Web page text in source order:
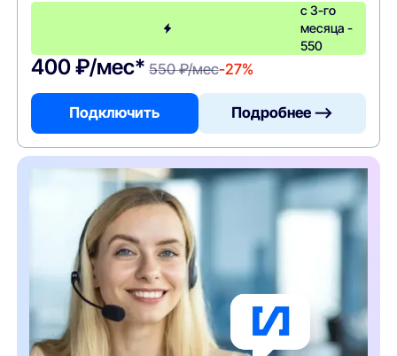
с 3-го
месяца -
550
400 ₽/мес* 550 ₽/мес-27%
Подключить Подробнее —>